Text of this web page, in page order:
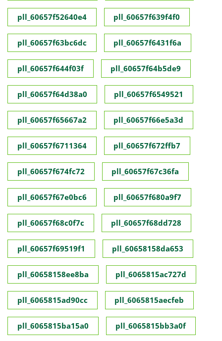
pll_60657f52640e4 pll_60657f639f4f0
pll_60657f63bc6dc pll_60657f6431f6a
pll_60657f644f03f pll_60657f64b5de9
pll_60657f64d38a0 pll_60657f6549521
pll_60657f65667a2 pll_60657f66e5a3d
pll_60657f6711364 pll_60657f672ffb7
pll_60657f674fc72 pll_60657f67c36fa
pll_60657f67e0bc6 pll_60657f680a9f7
pll_60657f68c0f7c pll_60657f68dd728
pll_60657f69519f1 pll_60658158da653
pll_60658158ee8ba pll_6065815ac727d
pll_6065815ad90cc pll_6065815aecfeb
pll_6065815ba15a0 pll_6065815bb3a0f